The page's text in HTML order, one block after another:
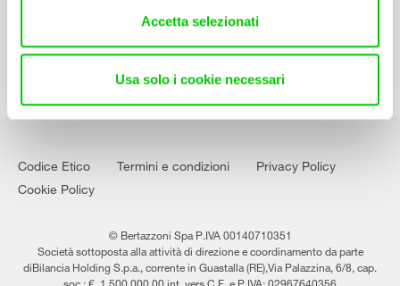
Accetta selezionati
Usa solo i cookie necessari
Codice Etico Termini e condizioni
Privacy Policy
Cookie Policy
© Bertazzoni Spa P.IVA 00140710351
Società sottoposta alla attività di direzione e coordinamento da parte
diBilancia Holding S.p.a., corrente in Guastalla (RE),Via Palazzina, 6/8, cap.
soc.: €. 1.500.000,00 int. vers.C.F. e P.IVA: 02967640356